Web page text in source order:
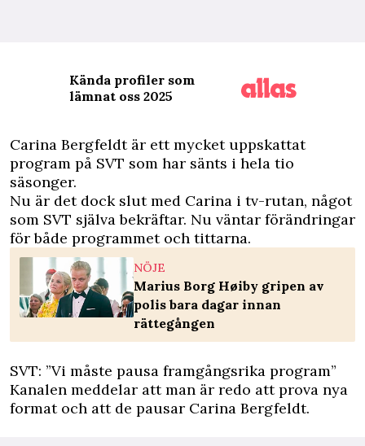
Kända profiler som
lämnat oss 2025
Carina Bergfeldt är ett mycket uppskattat
program på SVT som har sänts i hela tio
säsonger.
Nu är det dock slut med Carina i tv-rutan, något
som SVT själva bekräftar. Nu väntar förändringar
för både programmet och tittarna.
NÖJE
Marius Borg Høiby gripen av
polis bara dagar innan
rättegången
SVT: ”Vi måste pausa framgångsrika program”
Kanalen meddelar att man är redo att prova nya
format och att de pausar Carina Bergfeldt.